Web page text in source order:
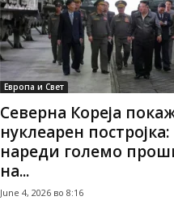
m
k
Европа и Свет
Северна Кореја
нуклеарен
нареди големо
на...
June 4, 2026 во 8:16